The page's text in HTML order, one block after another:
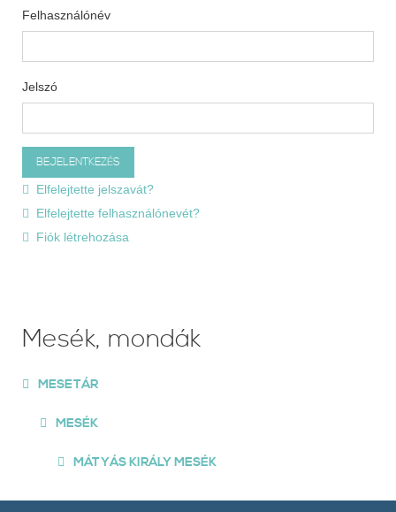
Felhasználónév
Jelszó
Elfelejtette jelszavát?
Elfelejtette felhasználónevét?
Fiók létrehozása
Mesék, mondák
MESETÁR
MESÉK
MÁTYÁS KIRÁLY MESÉK